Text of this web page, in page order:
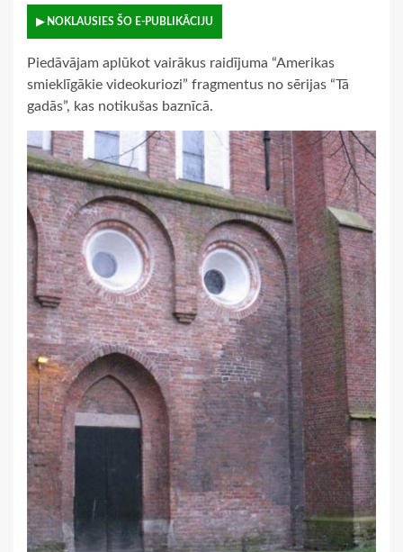
▶ NOKLAUSIES ŠO E-PUBLIKĀCIJU
Piedāvājam aplūkot vairākus raidījuma “Amerikas
smieklīgākie videokuriozi” fragmentus no sērijas “Tā
gadās”, kas notikušas baznīcā.